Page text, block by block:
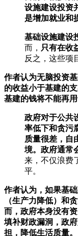
设施建设投资
是增加就业和
基础设施建设
而， 只有在收
反之，这些项
作者认为无脑投资
的收益小于基建的
基建的钱将不能再
政府对于公共
率低下和贪污
质量很差，自
境。政府通常
来，不仅浪费
平。
作者认为，如果基
（生产力降低）和
而，政府本身没有
填补财政漏洞，政
担，降低生活质量。